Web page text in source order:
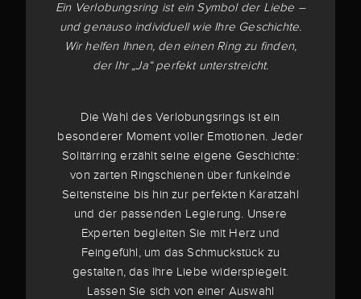
Ein Verlobungsring ist ein Symbol der Liebe –
und genauso individuell wie Ihre Geschichte.
Wir helfen Ihnen, den einen Ring zu finden,
der Ihr „Ja“ perfekt unterstreicht.
Die Wahl des Verlobungsrings ist ein
besonderer Moment voller Emotionen. Jeder
Solitärring erzählt seine eigene Geschichte:
von zarten Ringschienen über funkelnde
Seitensteine bis hin zur perfekten Karatzahl
und der passenden Legierung. Unsere
Experten begleiten Sie mit Herz und
Feingefühl, um das Schmuckstück zu
gestalten, das Ihre Liebe widerspiegelt.
Lassen Sie sich von einer Auswahl